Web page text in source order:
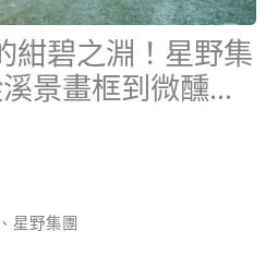
紺碧之淵！星野集
景畫框到微醺茶
星野集團